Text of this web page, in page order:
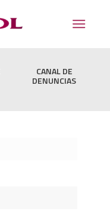
CANAL DE
DENUNCIAS